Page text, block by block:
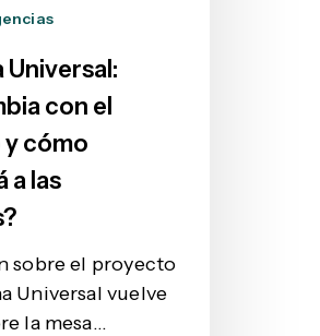
Universal:
con el
cómo
a las
sobre el proyecto
Universal vuelve
la mesa…